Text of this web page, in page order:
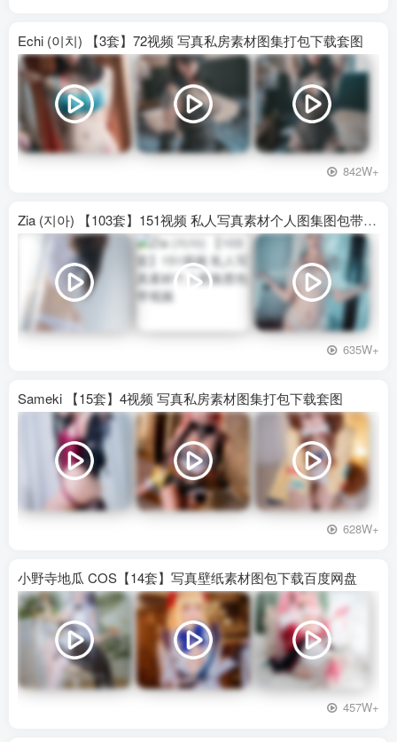
Echi (이치) 【3套】72视频 写真私房素材图集打包下载套图
842W+
Zia (지아) 【103套】151视频 私人写真素材个人图集图包带视频
635W+
Sameki 【15套】4视频 写真私房素材图集打包下载套图
628W+
小野寺地瓜 COS【14套】写真壁纸素材图包下载百度网盘
457W+